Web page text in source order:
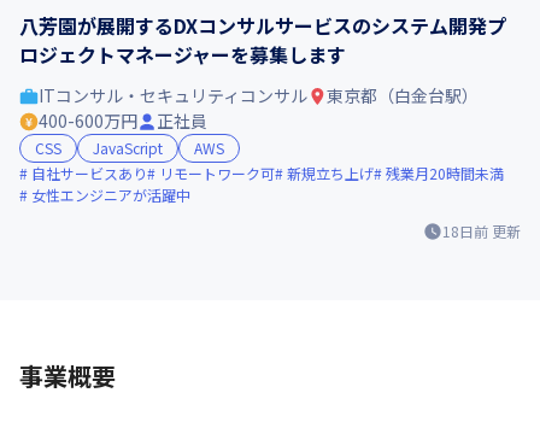
八芳園が展開するDXコンサルサービスのシステム開発プ
ロジェクトマネージャーを募集します
18日前 更新
ITコンサル・セキュリティコンサル
東京都（白金台駅）
400-600万円
正社員
CSS JavaScript
AWS
自社サービスあり
リモートワーク可 新規立ち上げ 残業月20時間未満
女性エンジニアが活躍中
事業概要